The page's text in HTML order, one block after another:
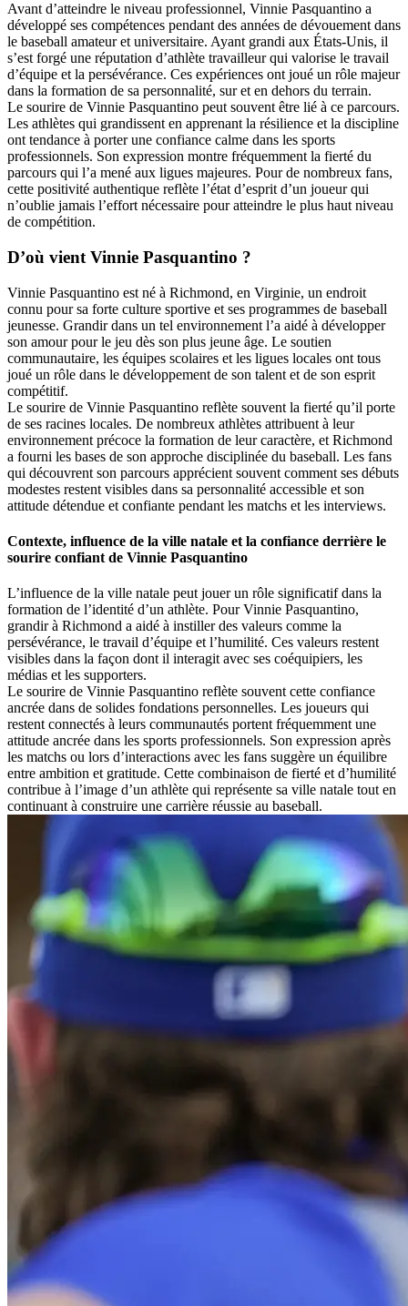
Avant d’atteindre le niveau professionnel, Vinnie Pasquantino a
développé ses compétences pendant des années de dévouement dans
le baseball amateur et universitaire. Ayant grandi aux États-Unis, il
s’est forgé une réputation d’athlète travailleur qui valorise le travail
d’équipe et la persévérance. Ces expériences ont joué un rôle majeur
dans la formation de sa personnalité, sur et en dehors du terrain.
Le sourire de Vinnie Pasquantino peut souvent être lié à ce parcours.
Les athlètes qui grandissent en apprenant la résilience et la discipline
ont tendance à porter une confiance calme dans les sports
professionnels. Son expression montre fréquemment la fierté du
parcours qui l’a mené aux ligues majeures. Pour de nombreux fans,
cette positivité authentique reflète l’état d’esprit d’un joueur qui
n’oublie jamais l’effort nécessaire pour atteindre le plus haut niveau
de compétition.
D’où vient Vinnie Pasquantino ?
Vinnie Pasquantino est né à Richmond, en Virginie, un endroit
connu pour sa forte culture sportive et ses programmes de baseball
jeunesse. Grandir dans un tel environnement l’a aidé à développer
son amour pour le jeu dès son plus jeune âge. Le soutien
communautaire, les équipes scolaires et les ligues locales ont tous
joué un rôle dans le développement de son talent et de son esprit
compétitif.
Le sourire de Vinnie Pasquantino reflète souvent la fierté qu’il porte
de ses racines locales. De nombreux athlètes attribuent à leur
environnement précoce la formation de leur caractère, et Richmond
a fourni les bases de son approche disciplinée du baseball. Les fans
qui découvrent son parcours apprécient souvent comment ses débuts
modestes restent visibles dans sa personnalité accessible et son
attitude détendue et confiante pendant les matchs et les interviews.
Contexte, influence de la ville natale et la confiance derrière le
sourire confiant de Vinnie Pasquantino
L’influence de la ville natale peut jouer un rôle significatif dans la
formation de l’identité d’un athlète. Pour Vinnie Pasquantino,
grandir à Richmond a aidé à instiller des valeurs comme la
persévérance, le travail d’équipe et l’humilité. Ces valeurs restent
visibles dans la façon dont il interagit avec ses coéquipiers, les
médias et les supporters.
Le sourire de Vinnie Pasquantino reflète souvent cette confiance
ancrée dans de solides fondations personnelles. Les joueurs qui
restent connectés à leurs communautés portent fréquemment une
attitude ancrée dans les sports professionnels. Son expression après
les matchs ou lors d’interactions avec les fans suggère un équilibre
entre ambition et gratitude. Cette combinaison de fierté et d’humilité
contribue à l’image d’un athlète qui représente sa ville natale tout en
continuant à construire une carrière réussie au baseball.